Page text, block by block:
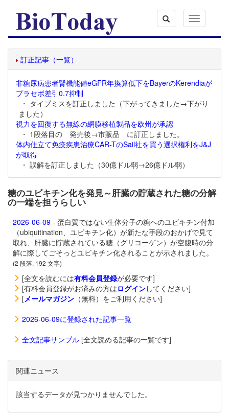
Toggle
navigation
訂正記事（一覧）
非糖尿病患者腎機能値eGFR年換算低下をBayerのKerendiaが
プラセボ差引0.7抑制
・ タイプミスを訂正しました（下がってきました→下がり
ました）
視力を回復する無線の網膜移植製品を欧州が承認
・ 1段落目の 発売後→市販品 に訂正しました。
体内仕立て免疫疾患治療CAR-TのSail社を買う選択権利をJ&J
が取得
・ 誤解を訂正しました（30億ドル弱→26億ドル弱）
糖のユビキチン化を発見～肝臓の貯蔵された糖の分解
の一端を担うらしい
2026-06-09 - 蛋白質ではない生体分子の糖へのユビキチン付加
（ubiquitination、ユビキチン化）が新たな手段のおかげで見て
取れ、肝臓に貯蔵されている糖（グリコーゲン）が空腹時の分
解に際してごそっとユビキチン化されることが示されました。
(2 段落, 192 文字)
[全文を読むには有料会員登録が必要です]
[有料会員登録がお済みの方はログインしてください]
[メールマガジン （無料）をご利用ください]
2026-06-09に登録された記事一覧
全文記事サンプル [全文読める記事の一覧です]
関連ニュース
該当するデータが見つかりませんでした。